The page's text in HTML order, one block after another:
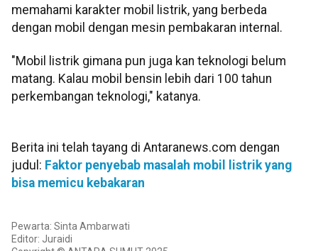
memahami karakter mobil listrik, yang berbeda
dengan mobil dengan mesin pembakaran internal.
"Mobil listrik gimana pun juga kan teknologi belum
matang. Kalau mobil bensin lebih dari 100 tahun
perkembangan teknologi," katanya.
Berita ini telah tayang di Antaranews.com dengan
judul: Faktor penyebab masalah mobil listrik yang
bisa memicu kebakaran
Pewarta: Sinta Ambarwati
Editor: Juraidi